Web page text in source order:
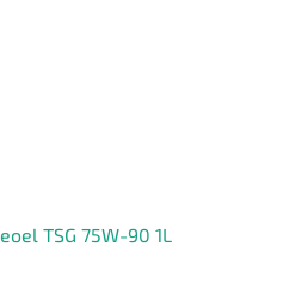
TSG 75W-90 1L